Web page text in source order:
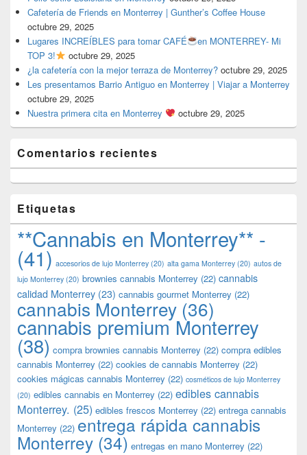
Cafetería de Friends en Monterrey | Gunther’s Coffee House
octubre 29, 2025
Lugares INCREÍBLES para tomar CAFÉ
en MONTERREY- Mi
TOP 3!
octubre 29, 2025
¿la cafetería con la mejor terraza de Monterrey? octubre 29, 2025
Les presentamos Barrio Antiguo en Monterrey | Viajar a Monterrey
octubre 29, 2025
Nuestra primera cita en Monterrey
octubre 29, 2025
Comentarios recientes
Etiquetas
**Cannabis en Monterrey** -
(41) accesorios de lujo Monterrey (20) alta gama Monterrey (20) autos de
lujo Monterrey (20) brownies cannabis Monterrey (22) cannabis
calidad Monterrey (23) cannabis gourmet Monterrey (22)
cannabis Monterrey (36)
cannabis premium Monterrey
(38) compra brownies cannabis Monterrey (22) compra edibles
cannabis Monterrey (22) cookies de cannabis Monterrey (22)
cookies mágicas cannabis Monterrey (22) cosméticos de lujo Monterrey
(20) edibles cannabis en Monterrey (22) edibles cannabis
Monterrey. (25) edibles frescos Monterrey (22) entrega cannabis
Monterrey (22) entrega rápida cannabis
Monterrey (34) entregas en mano Monterrey (22)